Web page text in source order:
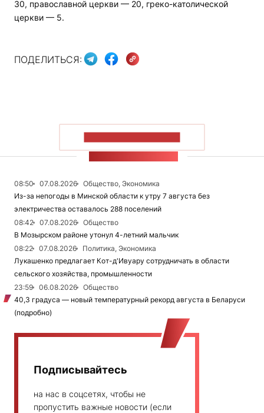
30, православной церкви — 20, греко-католической
церкви — 5.
ПОДЕЛИТЬСЯ:
08:50 07.08.2026
Общество, Экономика
Из-за непогоды в Минской области к утру 7 августа без
электричества оставалось 288 поселений
08:42
07.08.2026
Общество
В Мозырском районе утонул 4-летний мальчик
08:22
07.08.2026
Политика, Экономика
Лукашенко предлагает Кот-д'Ивуару сотрудничать в области
сельского хозяйства, промышленности
23:59
06.08.2026
Общество
40,3 градуса — новый температурный рекорд августа в Беларуси
(подробно)
Подписывайтесь
на нас в соцсетях, чтобы не
пропустить важные новости (если